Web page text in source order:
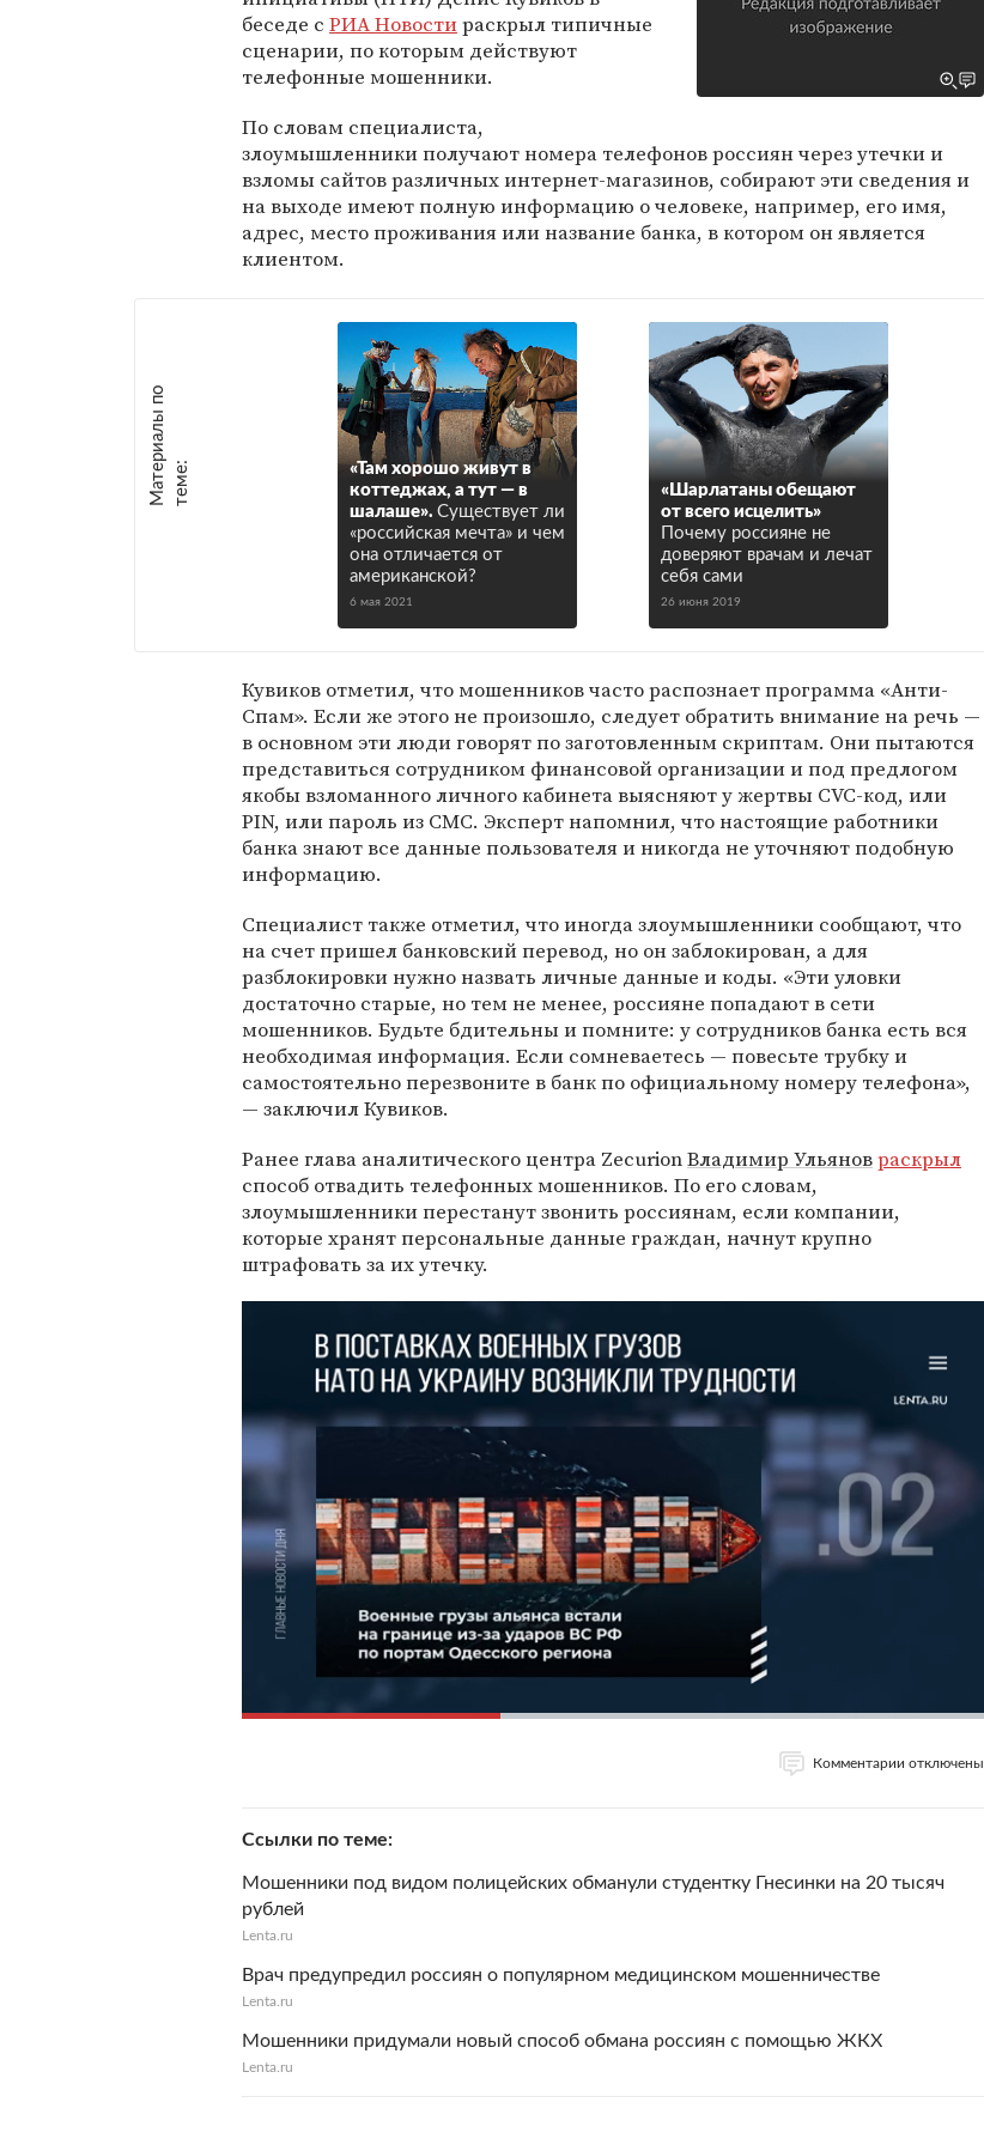
беседе с РИА Новостираскрыл типичные
сценарии, по которым действуют
телефонные мошенники.
По словам специалиста,
злоумышленники получают номера телефонов россиян через утечки и
взломы сайтов различных интернет-магазинов, собирают эти сведения и
на выходе имеют полную информацию о человеке, например, его имя,
адрес, место проживания или название банка, в котором он является
клиентом.
М
а
т е
р
и
а
л
ы
п
о
т
е
м
е :
«Там хорошо живут в
коттеджах, а тут — в
шалаше». Существует ли
«российская мечта» и чем
она отличается от
американской?
6 мая 2021
«Шарлатаны обещают
от всего исцелить»
Почему россияне не
доверяют врачам и лечат
себя сами
26 июня 2019
Кувиков отметил, что мошенников часто распознает программа «Анти-
Спам». Если же этого не произошло, следует обратить внимание на речь —
в основном эти люди говорят по заготовленным скриптам. Они пытаются
представиться сотрудником финансовой организации и под предлогом
якобы взломанного личного кабинета выясняют у жертвы CVC-код, или
PIN, или пароль из СМС. Эксперт напомнил, что настоящие работники
банка знают все данные пользователя и никогда не уточняют подобную
информацию.
Специалист также отметил, что иногда злоумышленники сообщают, что
на счет пришел банковский перевод, но он заблокирован, а для
разблокировки нужно назвать личные данные и коды. «Эти уловки
достаточно старые, но тем не менее, россияне попадают в сети
мошенников. Будьте бдительны и помните: у сотрудников банка есть вся
необходимая информация. Если сомневаетесь — повесьте трубку и
самостоятельно перезвоните в банк по официальному номеру телефона»,
— заключил Кувиков.
Ранее глава аналитического центра ZecurionВладимир Ульяновраскрыл
способ отвадить телефонных мошенников. По его словам,
злоумышленники перестанут звонить россиянам, если компании,
которые хранят персональные данные граждан, начнут крупно
штрафовать за их утечку.
Комментарии отключены
Ссылки по теме
Мошенники под видом полицейских обманули студентку Гнесинки на 20 тысяч
рублей
Lenta.ru
Врач предупредил россиян о популярном медицинском мошенничестве
Lenta.ru
Мошенники придумали новый способ обмана россиян с помощью ЖКХ
Lenta.ru